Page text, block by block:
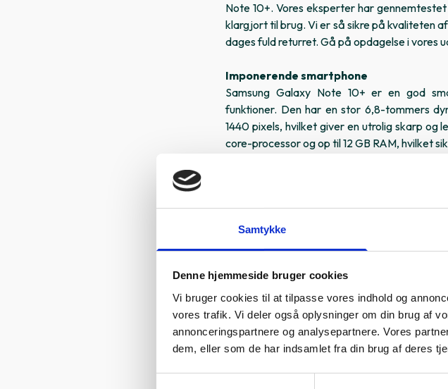
Samtykke
Denne hjemmeside bruger cookies
Vi bruger cookies til at tilpasse vores indhold og
vores trafik. Vi deler også oplysninger om din brug af
annonceringspartnere og analysepartnere. Vores
dem, eller som de har indsamlet fra din brug af deres
Note 10+. Vores eksperter har
klargjort til brug. Vi er så sikre på kvaliteten
dages fuld returret. Gå på opdagelse i vores
Imponerende smartphone
Samsung Galaxy Note 10+ er en god
funktioner. Den har en stor 6,8-tommers
1440 pixels, hvilket giver en utrolig skarp og
core-processor og op til 12 GB RAM, hvilket
Kameraet på Samsung Galaxy Note 10+
en 12 megapixel telefoto-linse, en 16
kombination af linser giver dig mulighed
yderligere lagerpladsudvidelse.
En af de mest bemærkelsesværdige
dig mulighed for at skrive, tegne og tage
også bruges som en fjernbetjening til